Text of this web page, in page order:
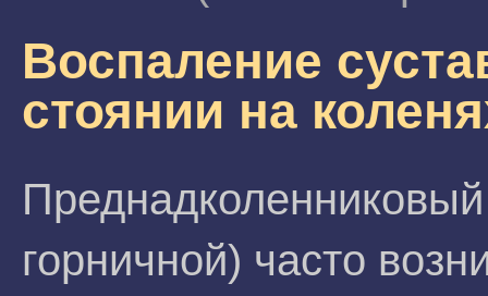
Воспаление
стоянии на
горничной) часто